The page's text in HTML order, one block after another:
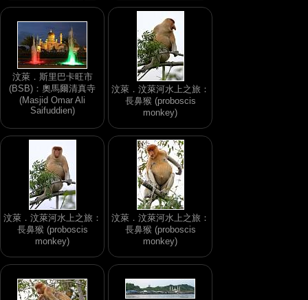
汶萊．斯里巴卡旺市
(BSB)：奧馬爾清真寺
(Masjid Omar Ali
Saifuddien)
汶萊．汶萊河水上之旅：
長鼻猴 (proboscis
monkey)
汶萊．汶萊河水上之旅：
長鼻猴 (proboscis
monkey)
汶萊．汶萊河水上之旅：
長鼻猴 (proboscis
monkey)